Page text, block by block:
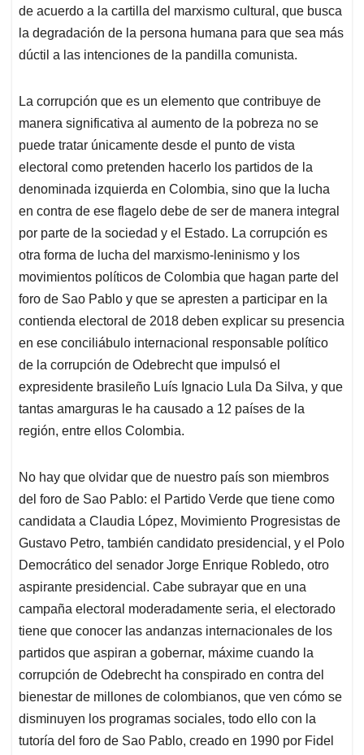
de acuerdo a la cartilla del marxismo cultural, que busca
la degradación de la persona humana para que sea más
dúctil a las intenciones de la pandilla comunista.
La corrupción que es un elemento que contribuye de
manera significativa al aumento de la pobreza no se
puede tratar únicamente desde el punto de vista
electoral como pretenden hacerlo los partidos de la
denominada izquierda en Colombia, sino que la lucha
en contra de ese flagelo debe de ser de manera integral
por parte de la sociedad y el Estado. La corrupción es
otra forma de lucha del marxismo-leninismo y los
movimientos políticos de Colombia que hagan parte del
foro de Sao Pablo y que se apresten a participar en la
contienda electoral de 2018 deben explicar su presencia
en ese conciliábulo internacional responsable político
de la corrupción de Odebrecht que impulsó el
expresidente brasileño Luís Ignacio Lula Da Silva, y que
tantas amarguras le ha causado a 12 países de la
región, entre ellos Colombia.
No hay que olvidar que de nuestro país son miembros
del foro de Sao Pablo: el Partido Verde que tiene como
candidata a Claudia López, Movimiento Progresistas de
Gustavo Petro, también candidato presidencial, y el Polo
Democrático del senador Jorge Enrique Robledo, otro
aspirante presidencial. Cabe subrayar que en una
campaña electoral moderadamente seria, el electorado
tiene que conocer las andanzas internacionales de los
partidos que aspiran a gobernar, máxime cuando la
corrupción de Odebrecht ha conspirado en contra del
bienestar de millones de colombianos, que ven cómo se
disminuyen los programas sociales, todo ello con la
tutoría del foro de Sao Pablo, creado en 1990 por Fidel